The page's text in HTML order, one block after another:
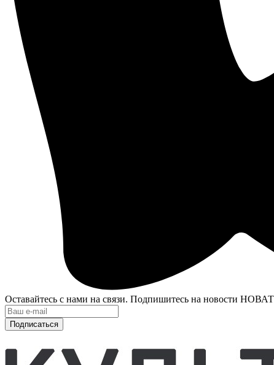
Оставайтесь с нами на связи. Подпишитесь на новости
Подписаться